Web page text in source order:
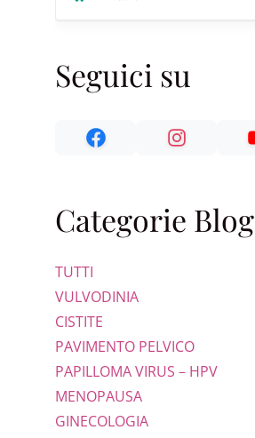
Seguici su
Categorie Blog
TUTTI
VULVODINIA
CISTITE
PAVIMENTO PELVICO
PAPILLOMA VIRUS – HPV
MENOPAUSA
GINECOLOGIA